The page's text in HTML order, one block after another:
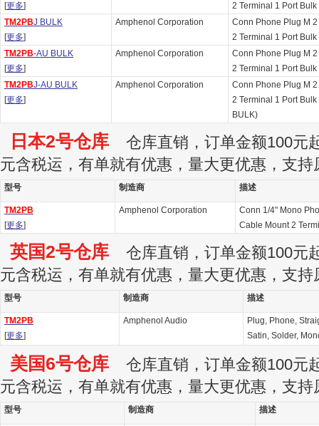
[更多]
2 Terminal 1 Port
TM2PBJ BULK
[更多]
Amphenol Corporation
Conn Phone Plug M
2 Terminal 1 Port
TM2PB-AU BULK
[更多]
Amphenol Corporation
Conn Phone Plug M
2 Terminal 1 Port
TM2PBJ-AU BULK
[更多]
Amphenol Corporation
Conn Phone Plug M
2 Terminal 1 Port
BULK)
日本2号仓库 仓库直销，订单金额100元
元含税运，有单就有优惠，量大更优惠，支持
型号 制造商 描述
TM2PB
[更多]
Amphenol Corporation
Conn 1/4" Mono
Cable Mount 2
英国2号仓库 仓库直销，订单金额100元
元含税运，有单就有优惠，量大更优惠，支持
型号 制造商 描述
TM2PB
[更多]
Amphenol Audio
Plug, Phone,
Satin, Solder,
美国6号仓库 仓库直销，订单金额100元
元含税运，有单就有优惠，量大更优惠，支持
型号 制造商 描述